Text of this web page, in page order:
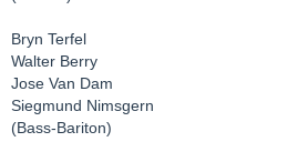
Bryn Terfel
Walter Berry
Jose Van Dam
Siegmund Nimsgern
(Bass-Bariton)